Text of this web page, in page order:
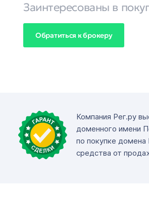
Заинтересованы в
Обратиться к брокеру
Компания Рег.ру
доменного имени
по покупке домена
средства от